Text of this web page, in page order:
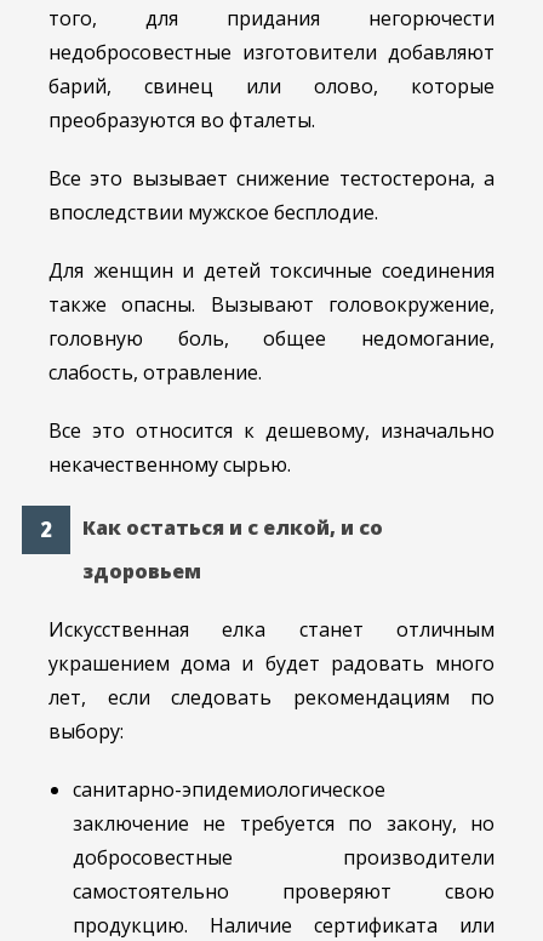
того, для придания негорючести
недобросовестные изготовители добавляют
барий, свинец или олово, которые
преобразуются во фталеты.
Все это вызывает снижение тестостерона, а
впоследствии мужское бесплодие.
Для женщин и детей токсичные соединения
также опасны. Вызывают головокружение,
головную боль, общее недомогание,
слабость, отравление.
Все это относится к дешевому, изначально
некачественному сырью.
Как остаться и с елкой, и со
здоровьем
Искусственная елка станет отличным
украшением дома и будет радовать много
лет, если следовать рекомендациям по
выбору:
санитарно-эпидемиологическое
заключение не требуется по закону, но
добросовестные производители
самостоятельно проверяют свою
продукцию. Наличие сертификата или